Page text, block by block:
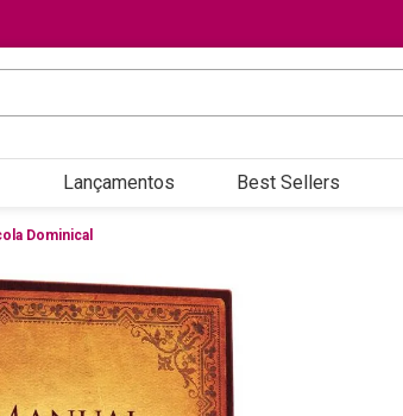
Lançamentos Best Sellers
Dominical